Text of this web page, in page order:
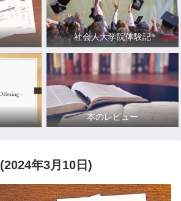
社会人大学院体験記
本のレビュー
年3月10日)